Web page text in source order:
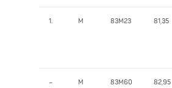
1. M 83M23 81,35
– M 83M60 82,95